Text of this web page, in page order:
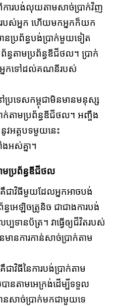
របង់លុយតាមសាច់ប្រាក់វិញ
បស់អ្នក​ ហើយមកអ្នកក៏យក
នប្រព័ន្ធបង់ប្រាក់មួយទៀត
ន្ធតាមប្រព័ន្ធឌីជីថល។ ប្រាក់
អ្នកទៅដល់គណនីរបស់
ទេសកម្ពុជាមិនមានមនុស្ស
រាក់តាមប្រព័ន្ធឌីជីថល។ អញ្ចឹង
វអត្តបទមួយនេះ
អស់គ្នា។
មប្រព័ន្ធឌីជីថល
ជាវិធីមួយដែលអ្នកអាចបង់
អេឡិចត្រូនិច ជាជាងការបង់
ទានប័ត្រ។ វាធ្វើឲ្យជីវិតរបស់
នការកាន់សាច់ប្រាក់តាម
ាវិធីនៃការបង់ប្រាក់តាម
ានតាមអេក្រង់ដើម្បីទទួល
នសាច់ប្រាក់មកជាមួយទេ